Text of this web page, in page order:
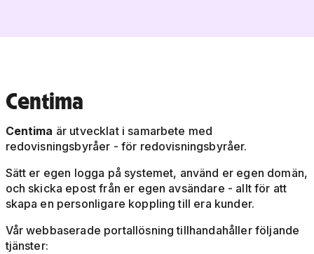
Centima
Centima är utvecklat i samarbete med
redovisningsbyråer - för redovisningsbyråer.
Sätt er egen logga på systemet, använd er egen domän,
och skicka epost från er egen avsändare - allt för att
skapa en personligare koppling till era kunder.
Vår webbaserade portallösning tillhandahåller följande
tjänster: